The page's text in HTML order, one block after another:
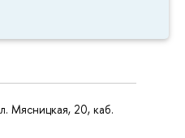
Мясницкая, 20, каб.